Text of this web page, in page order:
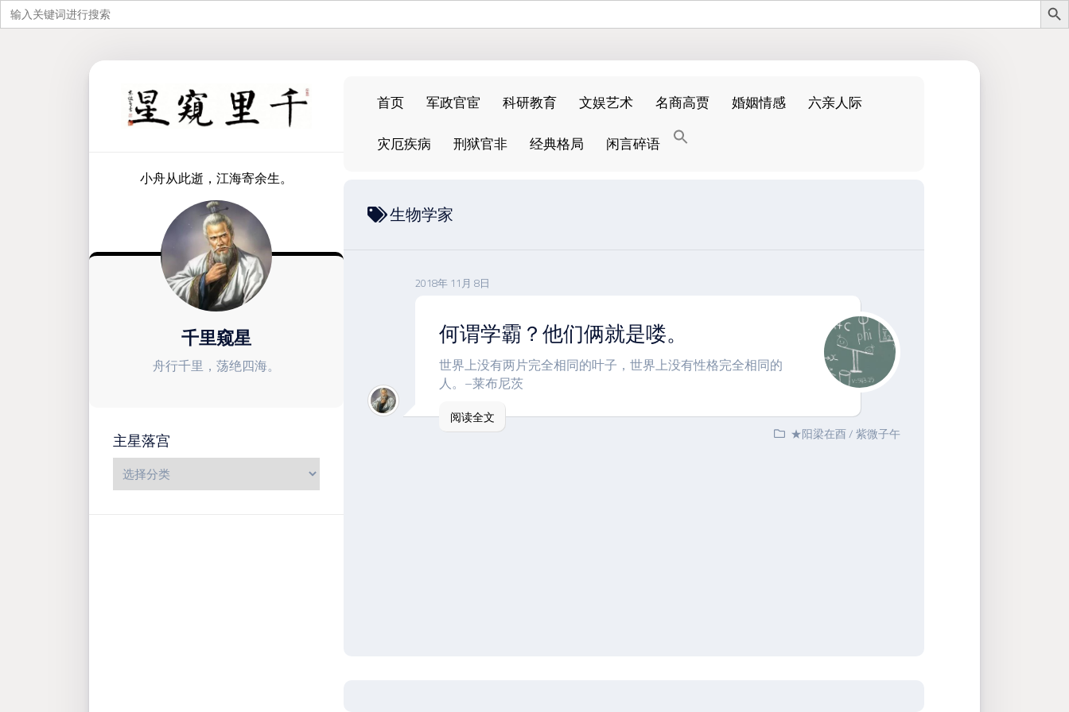
搜
索：
小舟从此逝，江海寄余生。
千里窥星
舟行千里，荡绝四海。
主星落宫
首页 军政官宦 科研教育 文娱艺术 名商高贾 婚姻情感
六亲人际
灾厄疾病
刑狱官非 经典格局 闲言碎语
生物学家
2018年 11月 8日
何谓学霸？他们俩就是喽。
世界上没有两片完全相同的叶子，世界上没有性格完全相同的
人。–莱布尼茨
阅读全文
★阳梁在酉/紫微子午